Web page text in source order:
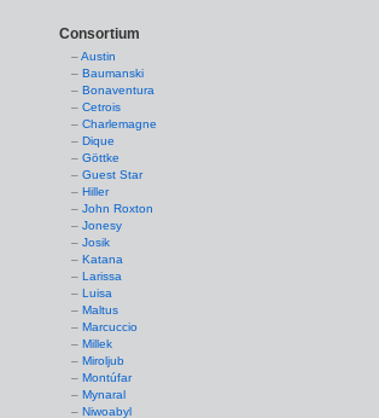
Consortium
Austin
Baumanski
Bonaventura
Cetrois
Charlemagne
Dique
Göttke
Guest Star
Hiller
John Roxton
Jonesy
Josik
Katana
Larissa
Luisa
Maltus
Marcuccio
Millek
Miroljub
Montúfar
Mynaral
Niwoabyl